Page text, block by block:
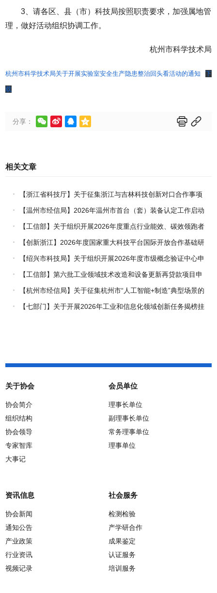
3、请各区、县（市）科技局按照职责要求，加强属地管
理，做好活动组织协调工作。
杭州市科学技术局
杭州市科学技术局关于开展实验室安全生产隐患整治回头看活动的通知 下
载
分享：      
相关文章
【浙江省科技厅】关于征集浙江与吉林科技创新对口合作事项
的通知【温州市经信局】2026年温州市首台（套）装备认定工作启动
【工信部】关于组织开展2026年度重点行业能效、碳效领跑者
企业推荐工作的通知
【创新浙江】2026年度国家重大科技平台国际开放合作基础研
究专项（试点）项目指南
【绍兴市科技局】关于组织开展2026年度市级概念验证中心申
报工作的通知
【工信部】第六批工业领域技术改造和设备更新再贷款项目申
报工作启动
【杭州市经信局】关于征集杭州市“人工智能+制造”典型场景的
通知【七部门】关于开展2026年工业和信息化领域创新任务揭榜挂
关于协会
协会简介
组织结构
协会领导
专家智库
大事记
会员单位
理事长单位
副理事长单位
常务理事单位
理事单位
资讯信息
协会新闻
通知公告
产业政策
行业资讯
视频记录
社会服务
检测检验
产学研合作
成果鉴定
认证服务
培训服务